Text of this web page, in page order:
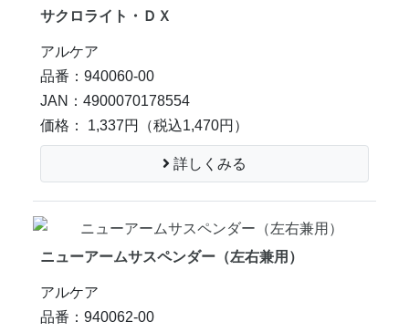
サクロライト・ＤＸ
アルケア
品番：940060-00
JAN：4900070178554
価格： 1,337円
（税込1,470円）
詳しくみる
ニューアームサスペンダー（左右兼用）
アルケア
品番：940062-00